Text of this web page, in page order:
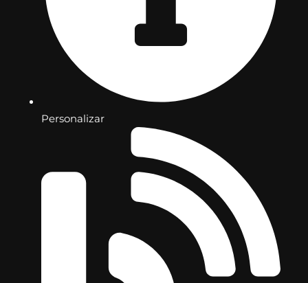
Personalizar